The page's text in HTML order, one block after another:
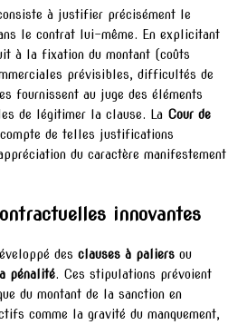
à justifier précisément le
le contrat lui-même. En explicitant
à la fixation du montant (coûts
prévisibles, difficultés de
fournissent au juge des éléments
de légitimer la clause. La Cour de
de telles justifications
du caractère manifestement
innovantes
des clauses à paliers ou
pénalité. Ces stipulations prévoient
du montant de la sanction en
comme la gravité du manquement,